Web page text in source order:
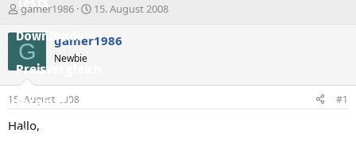
Downloads
Preisvergleich
Forum
Aktuelles
E
s
t
e
e
r
gamer1986
E
s
t
15. August 2008
G gamer1986
Newbie
15. August 2008 #1
Hallo,